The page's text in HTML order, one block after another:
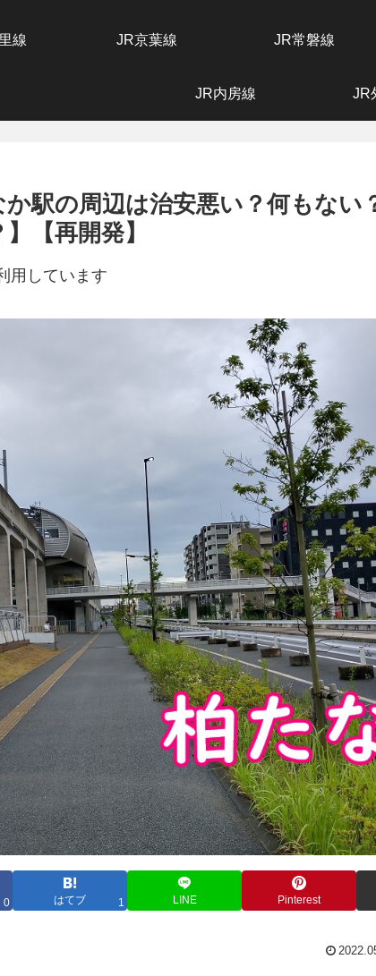
線 JR京葉線 JR常磐線
JR内房線 JR
か駅の周辺は治安悪い？何もない
【再開発】
用しています
0 はてブ 1 LINE Pinterest